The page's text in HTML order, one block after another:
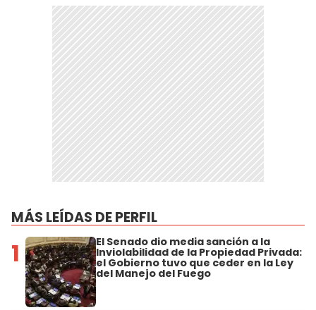
MÁS LEÍDAS DE PERFIL
1 El Senado dio media sanción a la
Inviolabilidad de la Propiedad Privada:
el Gobierno tuvo que ceder en la Ley
del Manejo del Fuego